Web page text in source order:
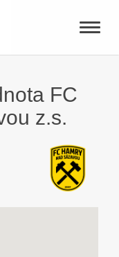
Toggle
FC
z.s.